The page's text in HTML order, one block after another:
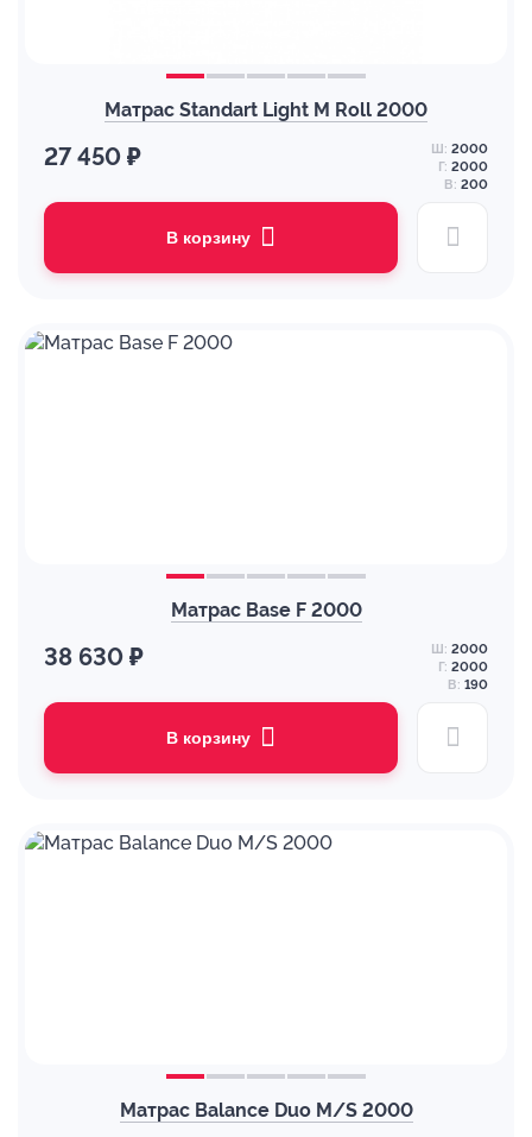
Матрас Standart Light M Roll 2000
27 450 ₽ Ш: 2000
Г: 2000
В: 200
В корзину
Матрас Base F 2000
38 630 ₽ Ш: 2000
Г: 2000
В: 190
В корзину
Матрас Balance Duo M/S 2000